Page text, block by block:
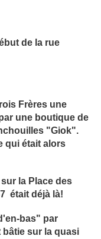
de la rue
Frères une
une boutique de
"Giok".
qui était alors
la Place des
était déjà là!
bas" par
sur la quasi